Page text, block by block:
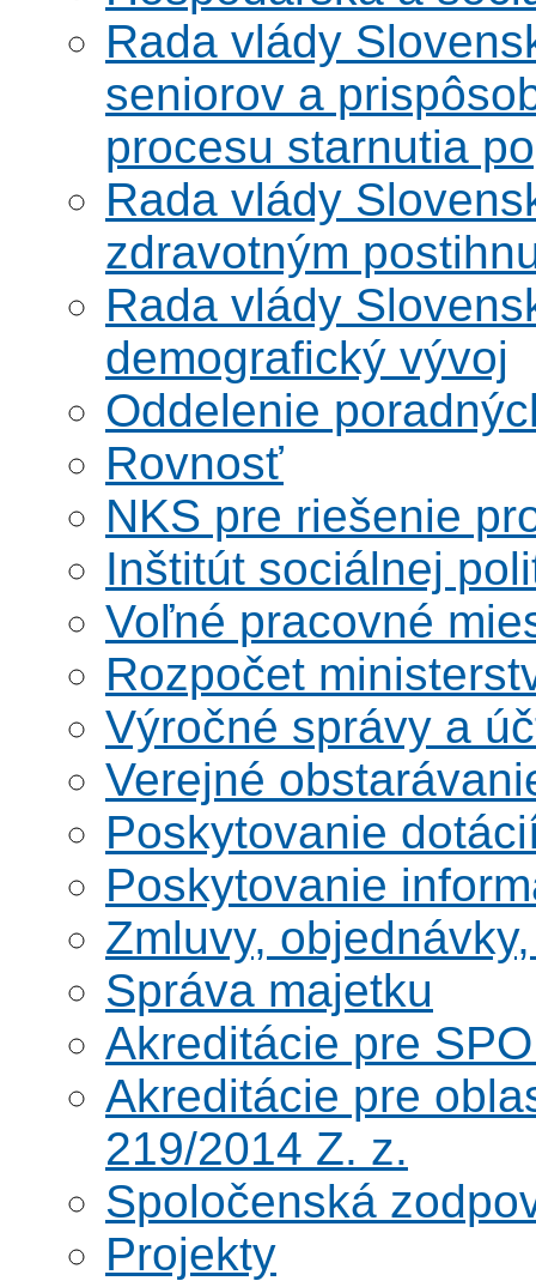
Rada vlády
seniorov a
procesu starnutia
Rada vlády
zdravotným
Rada vlády
demografický vývoj
Oddelenie
Rovnosť
NKS pre riešenie
Inštitút sociálnej
Voľné pracovné
Rozpočet
Výročné správy a
Verejné
Poskytovanie
Poskytovanie
Zmluvy,
Správa majetku
Akreditácie pre
Akreditácie pre
219/2014 Z. z.
Spoločenská
Projekty